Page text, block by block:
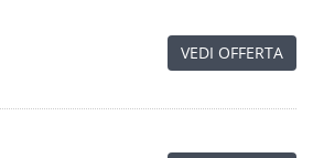
VEDI OFFERTA